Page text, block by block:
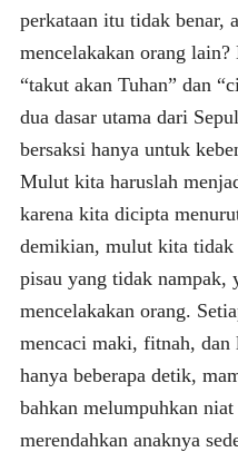
perkataan itu tidak benar,
mencelakakan orang
“takut akan Tuhan” dan
dua dasar utama dari
bersaksi hanya untuk
Mulut kita haruslah
karena kita dicipta
demikian, mulut kita tidak
pisau yang tidak nampak,
mencelakakan orang.
mencaci maki, fitnah,
hanya beberapa detik,
bahkan melumpuhkan
merendahkan anaknya